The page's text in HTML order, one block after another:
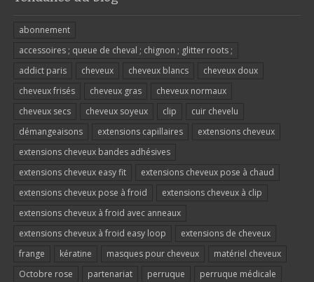
abonnement
accessoires ; queue de cheval ; chignon ; glitter roots ;
addict paris
cheveux cheveux blancs
cheveux doux
cheveux frisés
cheveux gras
cheveux normaux
cheveux secs
cheveux soyeux clip
cuir chevelu
démangeaisons
extensions capillaires
extensions cheveux
extensions cheveux bandes adhésives
extensions cheveux easy fit
extensions cheveux pose à chaud
extensions cheveux pose à froid
extensions cheveux à clip
extensions cheveux à froid avec anneaux
extensions cheveux à froid easy loop
extensions de cheveux
frange
kératine masques pour cheveux
matériel cheveux
Octobre rose
partenariat perruque
perruque médicale